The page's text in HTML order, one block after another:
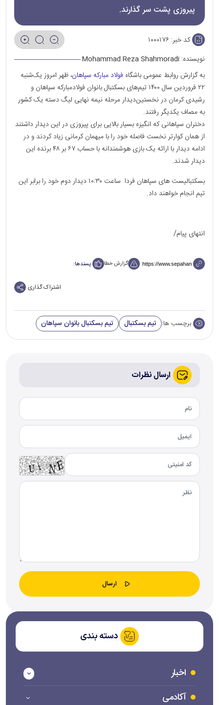
پیروزی پشت سر گذارند.
کد خبر: ۱۰۰۰۱۷۶
نویسنده: Mohammad Reza Shahmoradi
به گزارش روابط عمومی باشگاه فولاد مبارکه سپاهان، ظهر امروز یک‌شنبه
۲۲ فروردین سال ۱۴۰۰ تیم‌های بسکتبال بانوان فولاد‌مبارکه سپاهان و
رشیدی کرمان در نخستین‌دیدار مرحله نیمه نهایی لیگ دسته یک کشور
به مصاف یکدیگر رفتند.
دختران سپاهانی که انگیزه بسیار بالایی برای پیروزی در این دیدار داشتند
از همان کوارتر نخست فاصله خود را با میهمان کرمانی زیاد کردند و‌ در
ادامه دیدار با ارائه یک بازی هوشمندانه با حساب ۶۷ بر ۴۸ برنده این
دیدار شدند.
بسکتبالیست های سپاهان فردا ساعت ۱۰:۳۰ دیدار دوم خود را برابر این
تیم انجام خواهند داد.
انتهای پیام/
گزارش خطا پسندها:
اشتراک گذاری
برچسب ها: تیم بسکتبال تیم بسکتبال بانوان سپاهان
ارسال نظرات
دسته بندی
اخبار
آکادمی